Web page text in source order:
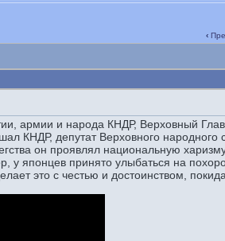
‹
армии и народа КНДР, Верховный
КНДР, депутат Верховного
он проявлял национальную
у японцев принято улыбаться на
это с честью и достоинством,